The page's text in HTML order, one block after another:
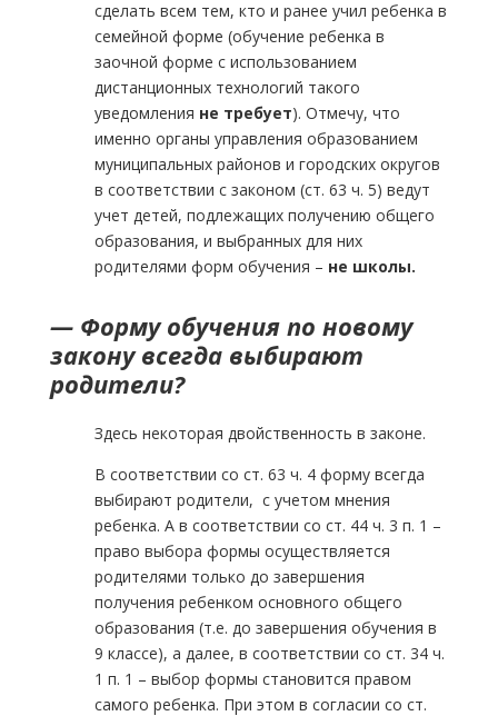
сделать всем тем, кто и ранее учил ребенка в
семейной форме (обучение ребенка в
заочной форме с использованием
дистанционных технологий такого
уведомления не требует). Отмечу, что
именно органы управления образованием
муниципальных районов и городских округов
в соответствии с законом (ст. 63 ч. 5) ведут
учет детей, подлежащих получению общего
образования, и выбранных для них
родителями форм обучения – не школы.
— Форму обучения по новому
закону всегда выбирают
родители?
Здесь некоторая двойственность в законе.
В соответствии со ст. 63 ч. 4 форму всегда
выбирают родители, с учетом мнения
ребенка. А в соответствии со ст. 44 ч. 3 п. 1 –
право выбора формы осуществляется
родителями только до завершения
получения ребенком основного общего
образования (т.е. до завершения обучения в
9 классе), а далее, в соответствии со ст. 34 ч.
1 п. 1 – выбор формы становится правом
самого ребенка. При этом в согласии со ст.